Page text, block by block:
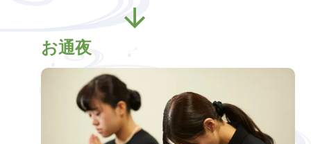
お通夜